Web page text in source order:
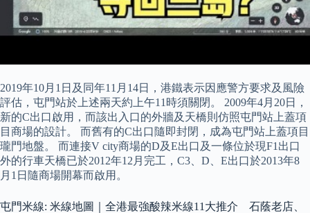
2019年10月1日及同年11月14日，港鐵表示因應警方要求及風險
評估，屯門站於上述兩天約上午11時須關閉。 2009年4月20日，
新的C出口啟用，而該出入口的外牆及天橋則仿照屯門站上蓋項
目商場的設計。 而舊有的C出口隨即封閉，成為屯門站上蓋項目
瓏門地盤。 而連接V city商場的D及E出口及一條位於現F1出口
外的行車天橋已於2012年12月完工，C3、D、E出口於2013年8
月1日隨商場開幕而啟用。
屯門米線: 米線地圖｜全港最強酸辣米線11大推介 石蔭老店、